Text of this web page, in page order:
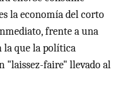
la economía del corto
frente a una
la que la política
"laissez-faire" llevado al